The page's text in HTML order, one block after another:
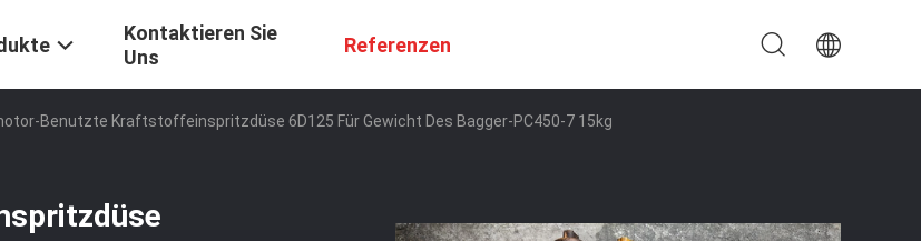
Kontaktieren Sie
Uns
Referenzen
Benutzte Kraftstoffeinspritzdüse 6D125 Für Gewicht Des Bagger-PC450-7 15kg